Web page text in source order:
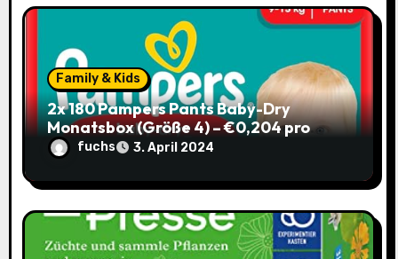
Family & Kids
2x 180 Pampers Pants Baby-Dry
Monatsbox (Größe 4) – €0,204 pro
Pants (Sparabo) – Spare €38,39
fuchs 3. April 2024